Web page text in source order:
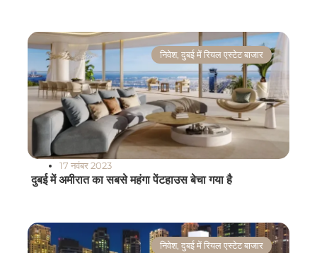
निवेश, दुबई में रियल एस्टेट बाजार
17 नवंबर 2023
दुबई में अमीरात का सबसे महंगा पेंटहाउस बेचा गया है
निवेश, दुबई में रियल एस्टेट बाजार